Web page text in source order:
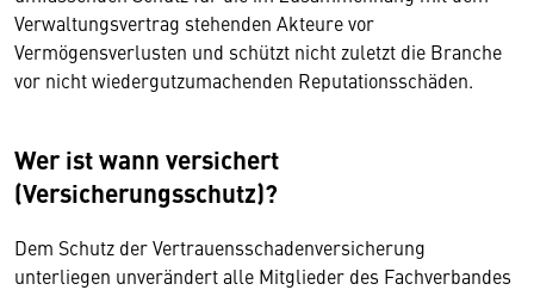
Verwaltungsvertrag stehenden Akteure vor
Vermögensverlusten und schützt nicht zuletzt die Branche
vor nicht wiedergutzumachenden Reputationsschäden.
Wer ist wann versichert
(Versicherungsschutz)?
Dem Schutz der Vertrauensschadenversicherung
unterliegen unverändert alle Mitglieder des Fachverbandes